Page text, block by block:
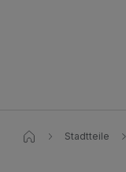
Stadtteile